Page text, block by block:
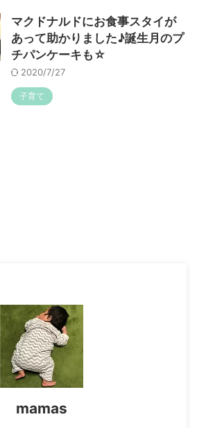
マクドナルドにお食事スタイが
あって助かりました♪誕生月のプ
チパンケーキも☆
2020/7/27
子育て
mamas